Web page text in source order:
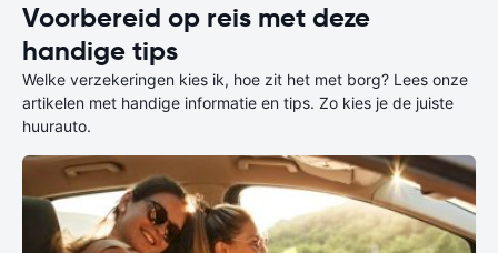
Voorbereid op reis met deze
handige tips
Welke verzekeringen kies ik, hoe zit het met borg? Lees onze
artikelen met handige informatie en tips. Zo kies je de juiste
huurauto.